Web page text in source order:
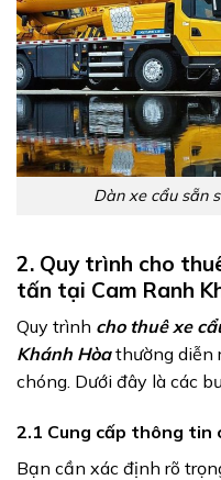
Dàn xe cẩu sẵn
2. Quy trình cho
tấn tại Cam Ranh
Quy trình cho thuê xe
Khánh Hòathường diễn
chóng. Dưới đây là các
2.1 Cung cấp thông tin
Bạn cần xác định rõ